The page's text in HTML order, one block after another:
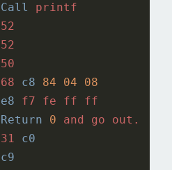
Call
printf
52
52
50
68 c8 84 04 08
e8 f7 fe ff ff
Return 0 and go
out.
31 c0
c9